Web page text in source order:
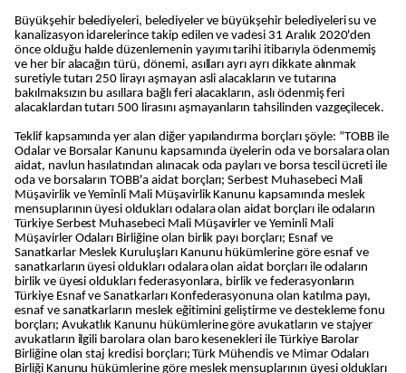
Büyükşehir belediyeleri, belediyeler ve büyükşehir belediyeleri su ve
kanalizasyon idarelerince takip edilen ve vadesi 31 Aralık 2020'den
önce olduğu halde düzenlemenin yayımı tarihi itibarıyla ödenmemiş
ve her bir alacağın türü, dönemi, asılları ayrı ayrı dikkate alınmak
suretiyle tutarı 250 lirayı aşmayan asli alacakların ve tutarına
bakılmaksızın bu asıllara bağlı feri alacakların, aslı ödenmiş feri
alacaklardan tutarı 500 lirasını aşmayanların tahsilinden vazgeçilecek.
Teklif kapsamında yer alan diğer yapılandırma borçları şöyle: “TOBB ile
Odalar ve Borsalar Kanunu kapsamında üyelerin oda ve borsalara olan
aidat, navlun hasılatından alınacak oda payları ve borsa tescil ücreti ile
oda ve borsaların TOBB'a aidat borçları; Serbest Muhasebeci Mali
Müşavirlik ve Yeminli Mali Müşavirlik Kanunu kapsamında meslek
mensuplarının üyesi oldukları odalara olan aidat borçları ile odaların
Türkiye Serbest Muhasebeci Mali Müşavirler ve Yeminli Mali
Müşavirler Odaları Birliğine olan birlik payı borçları; Esnaf ve
Sanatkarlar Meslek Kuruluşları Kanunu hükümlerine göre esnaf ve
sanatkarların üyesi oldukları odalara olan aidat borçları ile odaların
birlik ve üyesi oldukları federasyonlara, birlik ve federasyonların
Türkiye Esnaf ve Sanatkarları Konfederasyonuna olan katılma payı,
esnaf ve sanatkarların meslek eğitimini geliştirme ve destekleme fonu
borçları; Avukatlık Kanunu hükümlerine göre avukatların ve stajyer
avukatların ilgili barolara olan baro kesenekleri ile Türkiye Barolar
Birliğine olan staj kredisi borçları; Türk Mühendis ve Mimar Odaları
Birliği Kanunu hükümlerine göre meslek mensuplarının üyesi oldukları